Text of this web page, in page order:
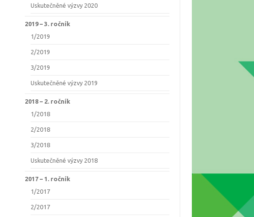
Uskutečněné výzvy 2020
2019 –⁠ 3. ročník
1/2019
2/2019
3/2019
Uskutečněné výzvy 2019
2018 –⁠ 2. ročník
1/2018
2/2018
3/2018
Uskutečněné výzvy 2018
2017 –⁠ 1. ročník
1/2017
2/2017